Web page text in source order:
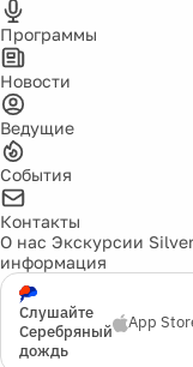
Программы
Новости
Ведущие
События
Контакты
О нас Экскурсии
информация
Слушайте
Серебряный
дождь
App